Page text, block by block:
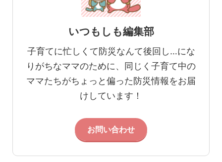
いつもしも編集部
子育てに忙しくて防災なんて後回し…にな
りがちなママのために、同じく子育て中の
ママたちがちょっと偏った防災情報をお届
けしています！
お問い合わせ